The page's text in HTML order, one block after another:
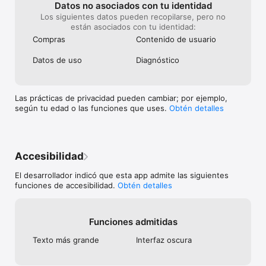
trading separado del movimiento de efectivo.
METAS DE GANANCIA
porcentaje. Siga el progreso en Calendario y Estadísticas para
hoja de cálculo.
Controle límites de pérdida diaria y drawdown máximo por
cantidad o porcentaje. Proloca muestra cuándo está dentro
del límite, cerca del límite o ya lo rebasó, para que el riesgo
Vea capital calculado, P&L de trading, rendimiento de trading y
las cuentas juntas para entender cómo se mueve realmente
su capital.
promedio, mejores mercados, costos de bróker, patrones
psicológicos, sesiones, direcciones y símbolos. Vea los
números que explican sus resultados.
Datos no asociados con tu identidad
Los siguientes datos pueden recopilarse, pero no
están asociados con tu identidad:
Compras
Contenido de usuario
Datos de uso Diagnóstico
Las prácticas de privacidad pueden cambiar; por ejemplo,
según tu edad o las funciones que uses. Obtén detalles
Accesibilidad
El desarrollador indicó que esta app admite las siguientes
funciones de accesibilidad. Obtén detalles
Funciones admitidas
Texto más grande Interfaz oscura